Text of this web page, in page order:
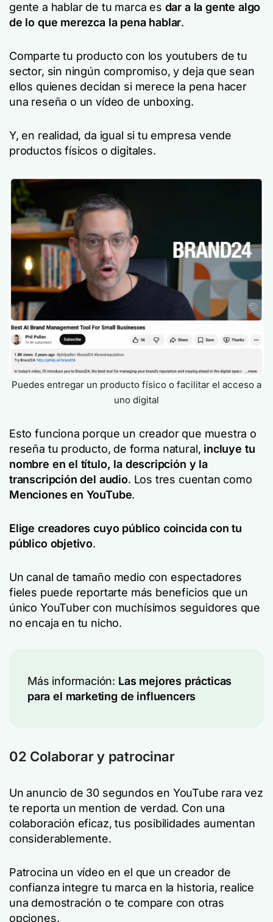
gente a hablar de tu marca es dar a la gente algo
de lo que merezca la pena hablar.
Comparte tu producto con los youtubers de tu
sector, sin ningún compromiso, y deja que sean
ellos quienes decidan si merece la pena hacer
una reseña o un vídeo de unboxing.
Y, en realidad, da igual si tu empresa vende
productos físicos o digitales.
Puedes entregar un producto físico o facilitar el acceso a
uno digital
Esto funciona porque un creador que muestra o
reseña tu producto, de forma natural, incluye tu
nombre en el título, la descripción y la
transcripción del audio. Los tres cuentan como
Menciones en YouTube.
Elige creadores cuyo público coincida con tu
público objetivo.
Un canal de tamaño medio con espectadores
fieles puede reportarte más beneficios que un
único YouTuber con muchísimos seguidores que
no encaja en tu nicho.
Más información: Las mejores prácticas
para el marketing de influencers
02 Colaborar y patrocinar
Un anuncio de 30 segundos en YouTube rara vez
te reporta un mention de verdad. Con una
colaboración eficaz, tus posibilidades aumentan
considerablemente.
Patrocina un vídeo en el que un creador de
confianza integre tu marca en la historia, realice
una demostración o te compare con otras
opciones.